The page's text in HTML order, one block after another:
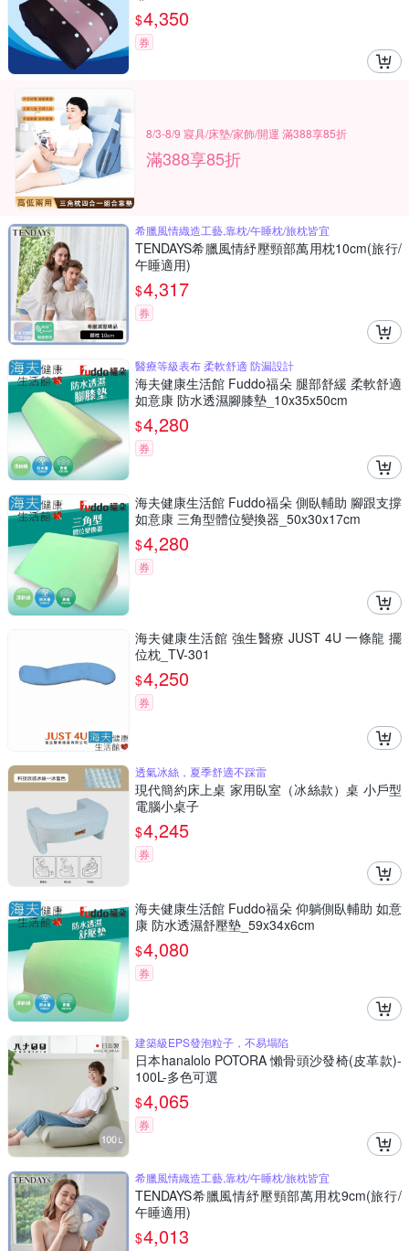
$4,350
券
8/3-8/9 寢具/床墊/家飾/開運 滿388享85折
滿388享85折
希臘風情織造工藝,靠枕/午睡枕/旅枕皆宜
TENDAYS希臘風情紓壓頸部萬用枕10cm(旅行/
午睡適用)
$4,317
券
醫療等級表布 柔軟舒適 防漏設計
海夫健康生活館 Fuddo福朵 腿部舒緩 柔軟舒適
如意康 防水透濕腳膝墊_10x35x50cm
$4,280
券
海夫健康生活館 Fuddo福朵 側臥輔助 腳跟支撐
如意康 三角型體位變換器_50x30x17cm
$4,280
券
海夫健康生活館 強生醫療 JUST 4U 一條龍 擺
位枕_TV-301
$4,250
券
透氣冰絲，夏季舒適不踩雷
現代簡約床上桌 家用臥室（冰絲款）桌 小戶型
電腦小桌子
$4,245
券
海夫健康生活館 Fuddo福朵 仰躺側臥輔助 如意
康 防水透濕舒壓墊_59x34x6cm
$4,080
券
建築級EPS發泡粒子，不易塌陷
日本hanalolo POTORA 懶骨頭沙發椅(皮革款)-
100L-多色可選
$4,065
券
希臘風情織造工藝,靠枕/午睡枕/旅枕皆宜
TENDAYS希臘風情紓壓頸部萬用枕9cm(旅行/
午睡適用)
$4,013